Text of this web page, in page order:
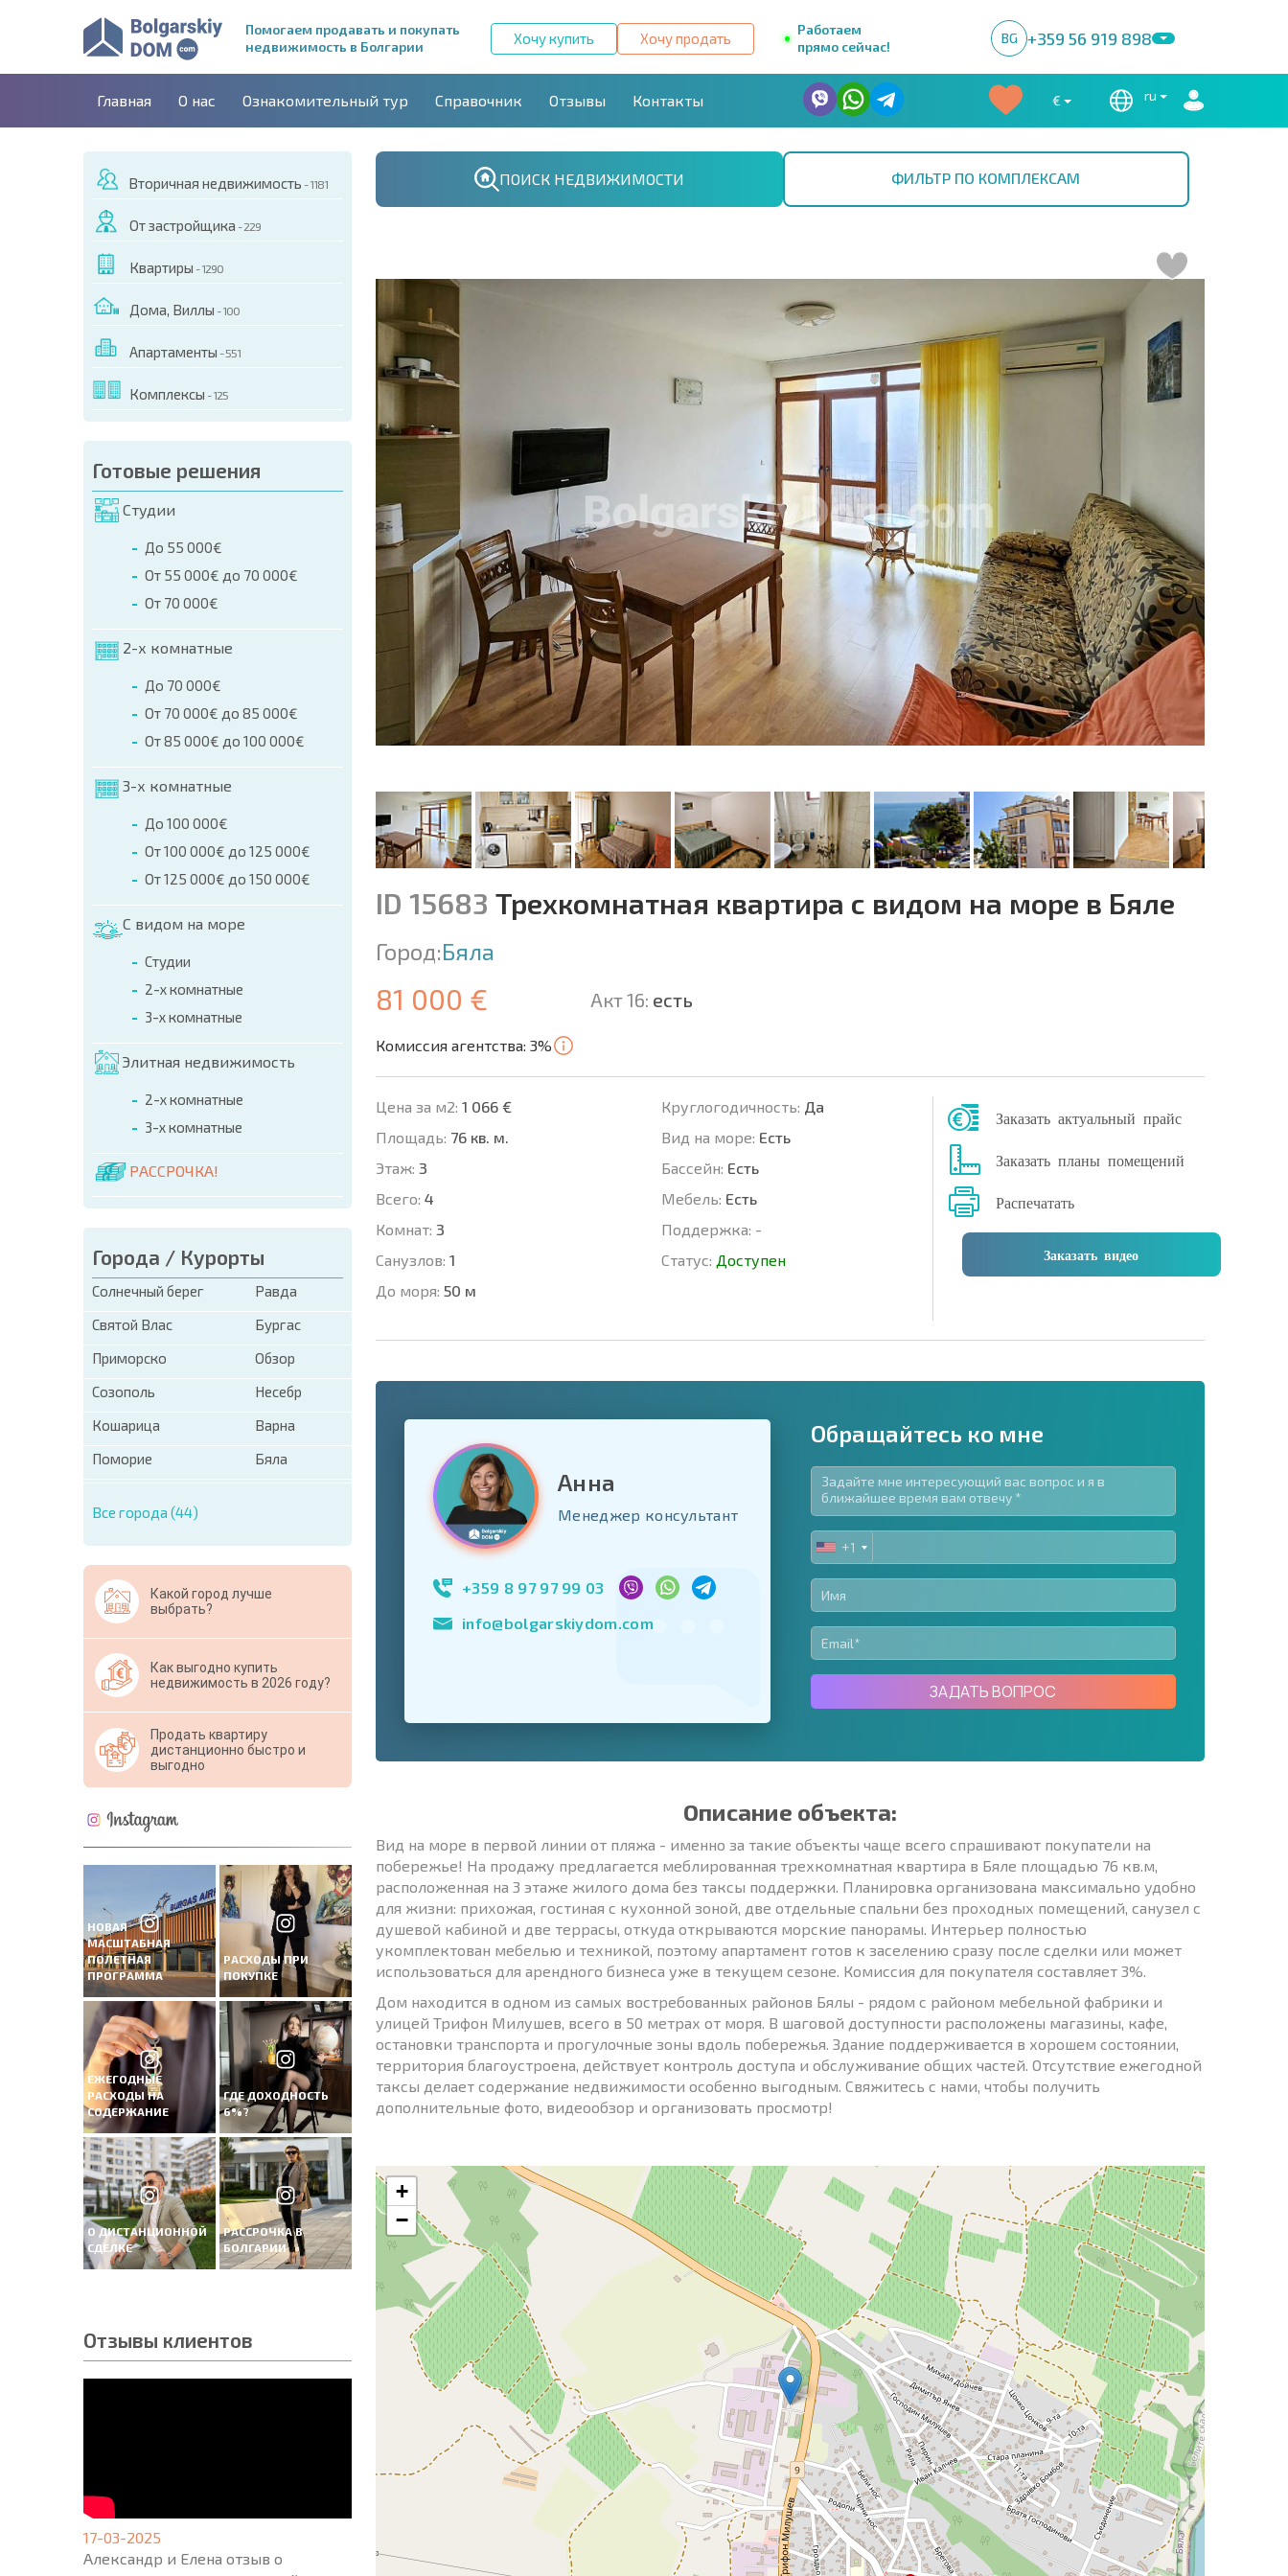
Помогаем продавать и покупать
недвижимость в Болгарии
Хочу купить Хочу продать
Работаем
прямо сейчас!
BG +359 56 919 898
Главная О нас Ознакомительный тур Справочник Отзывы Контакты € ru
Вторичная недвижимость - 1181
От застройщика - 229
Квартиры - 1290
Дома, Виллы - 100
Апартаменты - 551
Комплексы - 125
Готовые решения
Студии
До 55 000€
От 55 000€ до 70 000€
От 70 000€
2-х комнатные
До 70 000€
От 70 000€ до 85 000€
От 85 000€ до 100 000€
3-х комнатные
До 100 000€
От 100 000€ до 125 000€
От 125 000€ до 150 000€
С видом на море
Студии
2-х комнатные
3-х комнатные
Элитная недвижимость
2-х комнатные
3-х комнатные
РАССРОЧКА!
Города / Курорты
Солнечный берег
Равда
Святой Влас
Бургас
Приморско
Обзор
Созополь
Несебр
Кошарица
Варна
Поморие
Бяла
Все города (44)
Какой город лучше
выбрать?
Как выгодно купить
недвижимость в 2026 году?
Продать квартиру
дистанционно быстро и
выгодно
НОВАЯ
МАСШТАБНАЯ
ПОЛЕТНАЯ
ПРОГРАММА
РАСХОДЫ ПРИ
ПОКУПКЕ
ЕЖЕГОДНЫЕ
РАСХОДЫ НА
СОДЕРЖАНИЕ
ГДЕ ДОХОДНОСТЬ
6%?
О ДИСТАНЦИОННОЙ
СДЕЛКЕ
РАССРОЧКА В
БОЛГАРИИ
Отзывы клиентов
17-03-2025
Александр и Елена отзыв о
ПОИСК НЕДВИЖИМОСТИ ФИЛЬТР ПО КОМПЛЕКСАМ
ЭТОГО ОБЪЕКТА
телефонам:
+359 8 9797 99 03
ID 15683 Трехкомнатная квартира с видом на море в Бяле
Город:Бяла
81 000 € Акт 16: есть
Комиссия агентства: 3%
Цена за м2: 1 066 €
Площадь: 76 кв. м.
Этаж: 3
Всего: 4
Комнат: 3
Санузлов: 1
До моря: 50 м
Круглогодичность: Да
Вид на море: Есть
Басcейн: Есть
Мебель: Есть
Поддержка: -
Статус: Доступен
Заказать актуальный прайс
Заказать планы помещений
Распечатать
Заказать видео
United
+1
* Поля обязательные для заполнения
Свернуть форму
Подписаться на рассылку | Нажимая кнопку, вы разрешаете
использование своих данных.
Отправить сообщение
Анна
Менеджер консультант
+359 8 97 97 99 03
info@bolgarskiydom.com
Обращайтесь ко мне
UNITED
STATES
+1
+1
ЗАДАТЬ ВОПРОС
Описание объекта:
Вид на море в первой линии от пляжа - именно за такие объекты чаще всего спрашивают покупатели на
побережье! На продажу предлагается меблированная трехкомнатная квартира в Бяле площадью 76 кв.м,
расположенная на 3 этаже жилого дома без таксы поддержки. Планировка организована максимально удобно
для жизни: прихожая, гостиная с кухонной зоной, две отдельные спальни без проходных помещений, санузел с
душевой кабиной и две террасы, откуда открываются морские панорамы. Интерьер полностью
укомплектован мебелью и техникой, поэтому апартамент готов к заселению сразу после сделки или может
использоваться для арендного бизнеса уже в текущем сезоне. Комиссия для покупателя составляет 3%.
Дом находится в одном из самых востребованных районов Бялы - рядом с районом мебельной фабрики и
улицей Трифон Милушев, всего в 50 метрах от моря. В шаговой доступности расположены магазины, кафе,
остановки транспорта и прогулочные зоны вдоль побережья. Здание поддерживается в хорошем состоянии,
территория благоустроена, действует контроль доступа и обслуживание общих частей. Отсутствие ежегодной
таксы делает содержание недвижимости особенно выгодным. Свяжитесь с нами, чтобы получить
дополнительные фото, видеообзор и организовать просмотр!
+
−